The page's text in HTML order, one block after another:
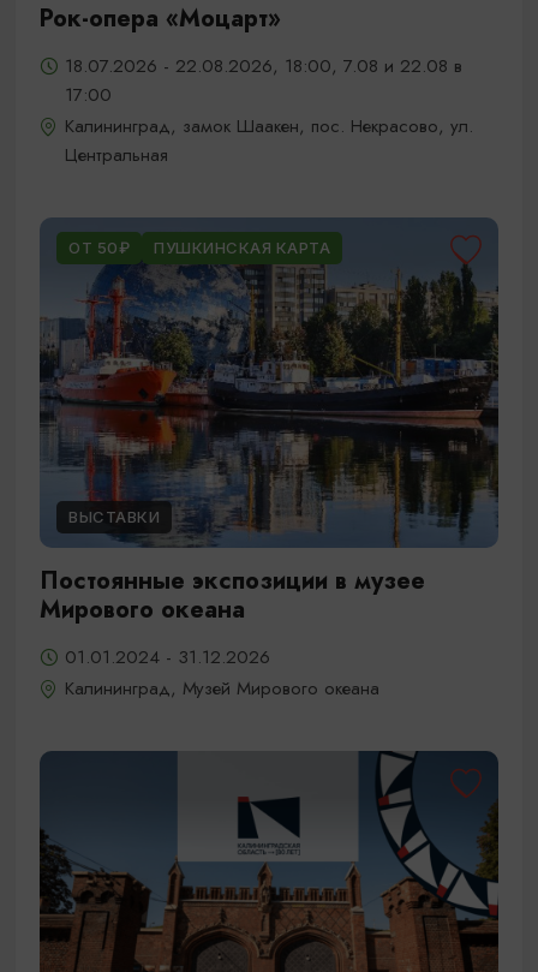
Рок-опера «Моцарт»
18.07.2026 - 22.08.2026, 18:00, 7.08 и 22.08 в
17:00
Калининград, замок Шаакен, пос. Некрасово, ул.
Центральная
ОТ 50₽ ПУШКИНСКАЯ КАРТА
ВЫСТАВКИ
Постоянные экспозиции в музее
Мирового океана
01.01.2024 - 31.12.2026
Калининград, Музей Мирового океана